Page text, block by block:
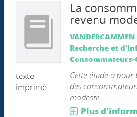
texte
imprimé
La
revenu
Recherche et
Consommateurs-
Cette étude a
des
modeste
Plus